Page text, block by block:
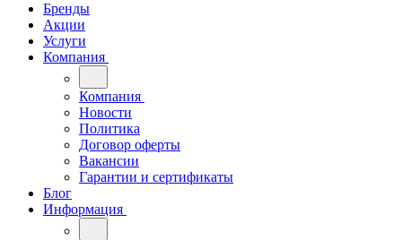
Бренды
Акции
Услуги
Компания
Компания
Новости
Политика
Договор оферты
Вакансии
Гарантии и сертификаты
Блог
Информация